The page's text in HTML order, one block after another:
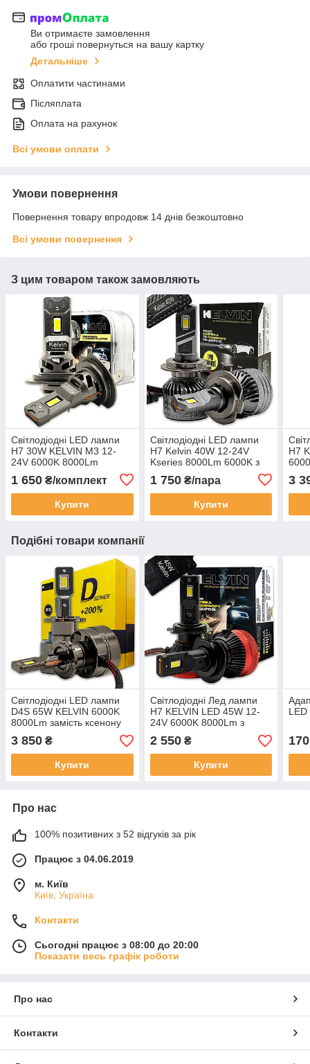
Ви отримаєте замовлення
або гроші повернуться на вашу картку
Детальніше
Оплатити частинами
Післяплата
Оплата на рахунок
Всі умови оплати
Умови повернення
Повернення товару впродовж 14 днів безкоштовно
Всі умови повернення
З цим товаром також замовляють
Світлодіодні LED лампи
H7 30W KELVIN M3 12-
24V 6000K 8000Lm
1 650 ₴/комплект
Купити
Світлодіодні LED лампи
H7 Kelvin 40W 12-24V
Kseries 8000Lm 6000K з
1 750₴/пара
Купити
H7
3
Подібні товари компанії
Світлодіодні LED лампи
D4S 65W KELVIN 6000K
8000Lm замість ксенону
3 850 ₴
Купити
Світлодіодні Лед лампи
H7 KELVIN LED 45W 12-
24V 6000K 8000Lm з
обманкою
2 550₴
Купити
170
Про нас
100% позитивних з 52 відгуків за рік
Працює з 04.06.2019
м. Київ
Київ, Україна
Контакти
Сьогодні працює з 08:00 до 20:00
Показати весь графік роботи
Про нас
Контакти